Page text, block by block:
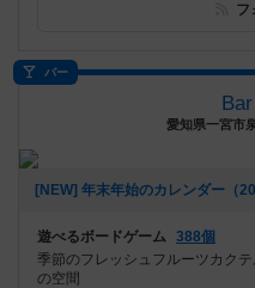
フ
バー
愛知県一宮市
[NEW] 年末年始のカレンダー（
遊べるボードゲーム 388個
季節のフレッシュフルーツカク
の空間